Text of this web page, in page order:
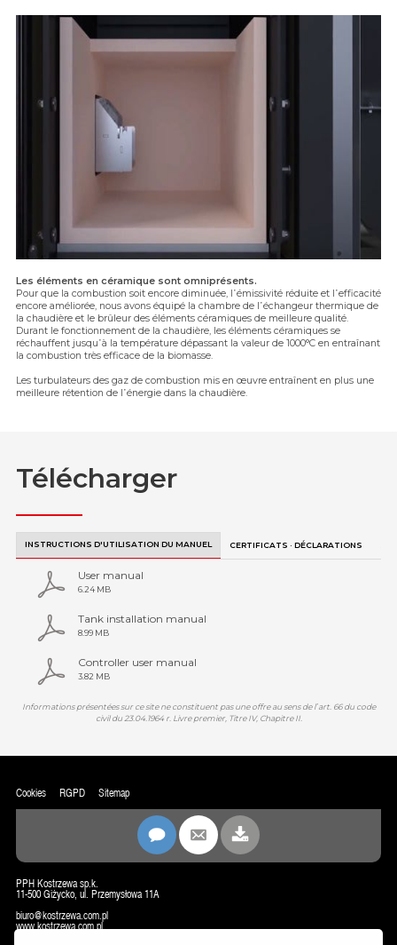
Les éléments en céramique sont omniprésents.
Pour que la combustion soit encore diminuée, l᾿émissivité réduite et l᾿efficacité
encore améliorée, nous avons équipé la chambre de l᾿échangeur thermique de
la chaudière et le brûleur des éléments céramiques de meilleure qualité.
Durant le fonctionnement de la chaudière, les éléments céramiques se
réchauffent jusqu᾿à la température dépassant la valeur de 1000°C en entraînant
la combustion très efficace de la biomasse.
Les turbulateurs des gaz de combustion mis en œuvre entraînent en plus une
meilleure rétention de l᾿énergie dans la chaudière.
Télécharger
INSTRUCTIONS D'UTILISATION DU MANUEL CERTIFICATS · DÉCLARATIONS
User manual
6.24 MB
Tank installation manual
8.99 MB
Controller user manual
3.82 MB
Informations présentées sur ce site ne constituent pas une offre au sens de l᾿art. 66 du code
civil du 23.04.1964 r. Livre premier, Titre IV, Chapitre II.
Cookies RGPD Sitemap
PPH Kostrzewa sp.k.
11-500 Giżycko, ul. Przemysłowa 11A
biuro@kostrzewa.com.pl
www.kostrzewa.com.pl